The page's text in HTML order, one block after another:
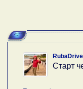
RubaDrive
Старт